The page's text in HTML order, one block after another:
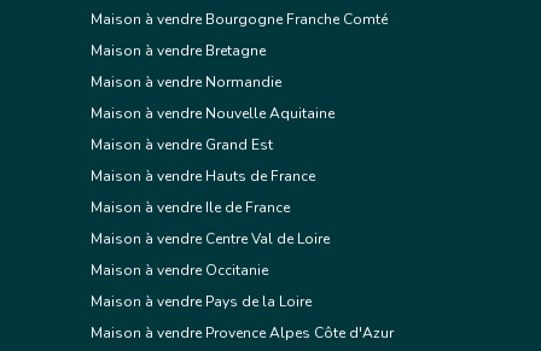
Maison à vendre Bourgogne Franche Comté
Maison à vendre Bretagne
Maison à vendre Normandie
Maison à vendre Nouvelle Aquitaine
Maison à vendre Grand Est
Maison à vendre Hauts de France
Maison à vendre Ile de France
Maison à vendre Centre Val de Loire
Maison à vendre Occitanie
Maison à vendre Pays de la Loire
Maison à vendre Provence Alpes Côte d'Azur